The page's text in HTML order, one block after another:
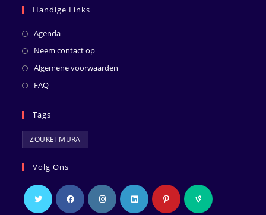
Handige Links
Agenda
Neem contact op
Algemene voorwaarden
FAQ
Tags
ZOUKEI-MURA
Volg Ons